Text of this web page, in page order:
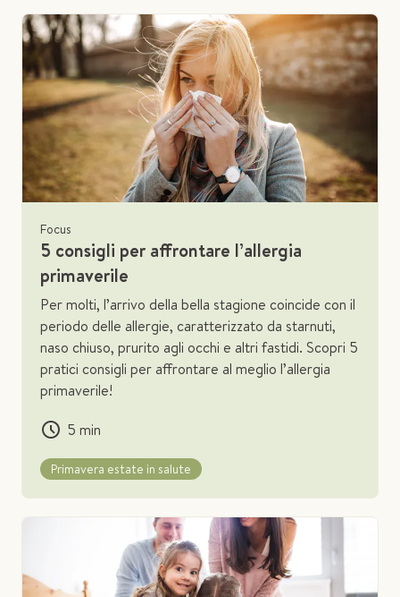
Focus
5 consigli per affrontare l’allergia
primaverile
Per molti, l’arrivo della bella stagione coincide con il
periodo delle allergie, caratterizzato da starnuti,
naso chiuso, prurito agli occhi e altri fastidi. Scopri 5
pratici consigli per affrontare al meglio l’allergia
primaverile!
Primavera estate in salute
5 min